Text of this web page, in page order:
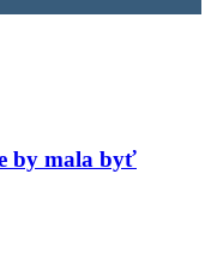
by mala byť